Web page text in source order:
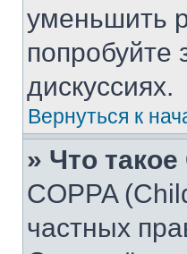
уменьшить
попробуйте
дискуссиях.
Вернуться к
» Что такое
COPPA
частных